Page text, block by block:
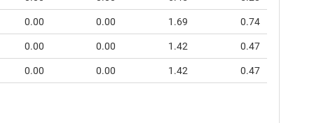
0.00 0.00 1.69 0.74
0.00 0.00 1.42 0.47
0.00 0.00 1.42 0.47